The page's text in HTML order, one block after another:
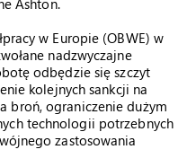
Ashton.
w Europie (OBWE) w
nadzwyczajne
odbędzie się szczyt
kolejnych sankcji na
broń, ograniczenie dużym
technologii potrzebnych
zastosowania